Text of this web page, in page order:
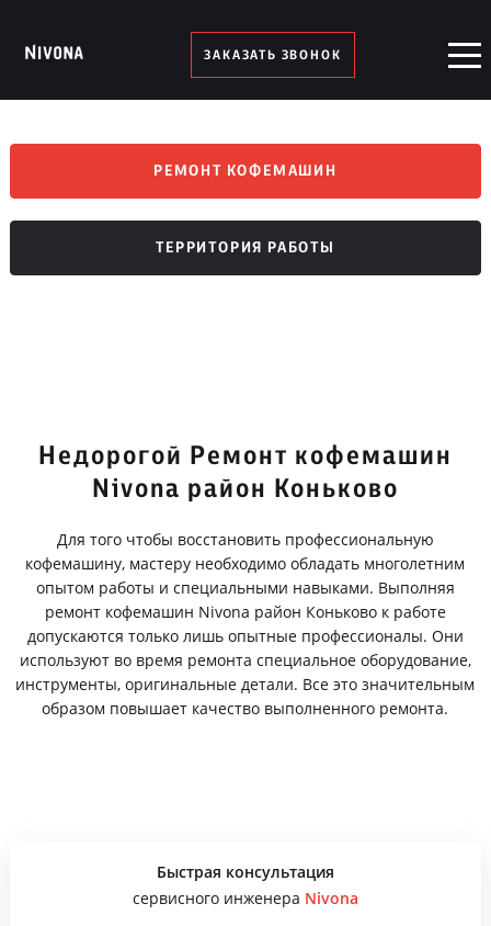
ЗАКАЗАТЬ ЗВОНОК
РЕМОНТ КОФЕМАШИН
ТЕРРИТОРИЯ РАБОТЫ
Недорогой Ремонт кофемашин
Nivona район Коньково
Для того чтобы восстановить профессиональную
кофемашину, мастеру необходимо обладать многолетним
опытом работы и специальными навыками. Выполняя
ремонт кофемашин Nivona район Коньково к работе
допускаются только лишь опытные профессионалы. Они
используют во время ремонта специальное оборудование,
инструменты, оригинальные детали. Все это значительным
образом повышает качество выполненного ремонта.
Быстрая консультация
сервисного инженера Nivona